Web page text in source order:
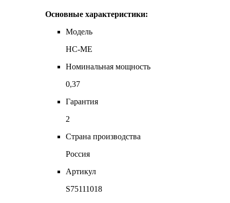
Основные характеристики:
Модель
HC-ME
Номинальная мощность
0,37
Гарантия
2
Страна производства
Россия
Артикул
S75111018